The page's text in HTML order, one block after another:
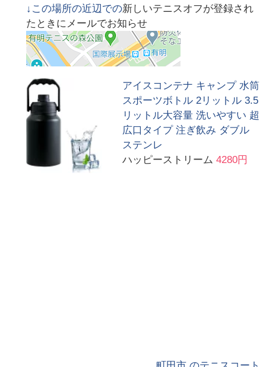
↓この場所の近辺での新しいテニスオフが登録され
たときにメールでお知らせ
アイスコンテナ キャンプ 水筒
スポーツボトル 2リットル 3.5
リットル大容量 洗いやすい 超
広口タイプ 注ぎ飲み ダブル
ステンレ
ハッピーストリーム 4280円